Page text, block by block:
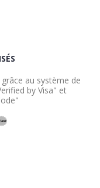
au système de
by Visa" et